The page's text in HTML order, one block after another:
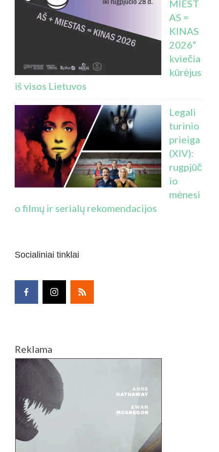
MIEST
AS =
KINAS
2026“
kviečia
kūrėjus
iš visos Lietuvos
Legali
turinio
prieiga
(XIV):
rugpjūč
io
mėnesi
o filmų ir serialų rekomendacijos
Socialiniai tinklai
Reklama